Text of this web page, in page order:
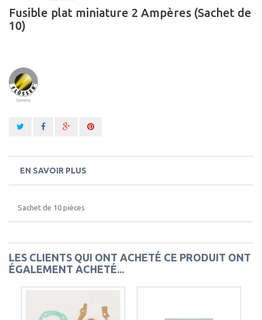
Fusible plat miniature 2 Ampères (Sachet de
10)
EN SAVOIR PLUS
Sachet de 10 pièces
LES CLIENTS QUI ONT ACHETÉ CE PRODUIT ONT
ÉGALEMENT ACHETÉ...